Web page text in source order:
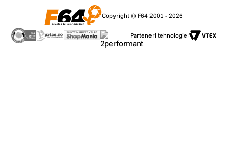
Copyright © F64 2001 - 2026
Parteneri tehnologie: